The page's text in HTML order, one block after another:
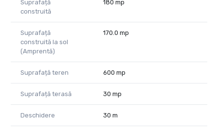
Suprafață
construită
180 mp
Suprafață
construită la sol
(Amprentă)
170.0 mp
Suprafață teren 600 mp
Suprafață terasă 30 mp
Deschidere 30 m